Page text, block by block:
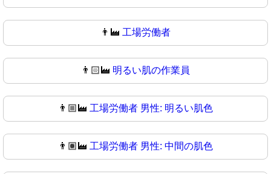
👨‍🏭 工場労働者
👨🏻‍🏭 明るい肌の作業員
👨🏼‍🏭 工場労働者 男性: 明るい肌色
👨🏽‍🏭 工場労働者 男性: 中間の肌色